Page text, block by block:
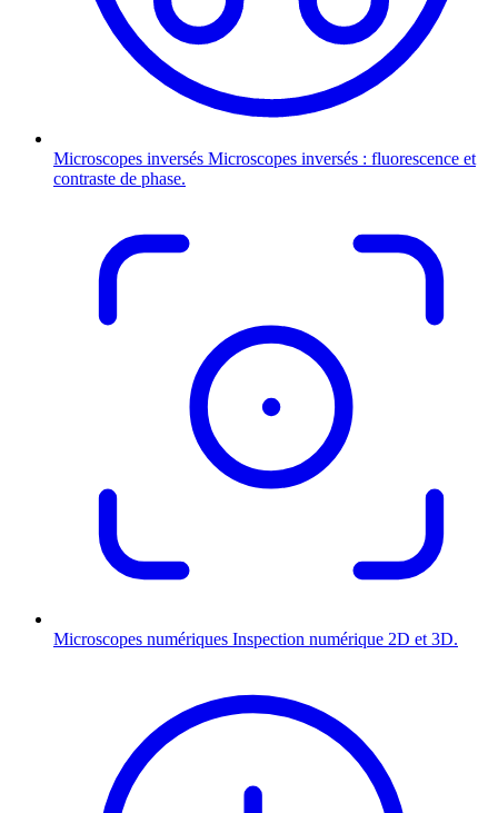
Microscopes inversés Microscopes inversés : fluorescence et
contraste de phase.
Microscopes numériques Inspection numérique 2D et 3D.